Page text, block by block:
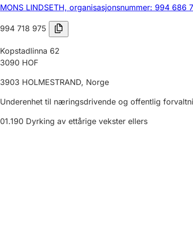
MONS LINDSETH, organisasjonsnummer: 994 686
994 718 975
Kopstadlinna 62
3090 HOF
3903 HOLMESTRAND, Norge
Underenhet til næringsdrivende og offentlig
01.190 Dyrking av ettårige vekster ellers